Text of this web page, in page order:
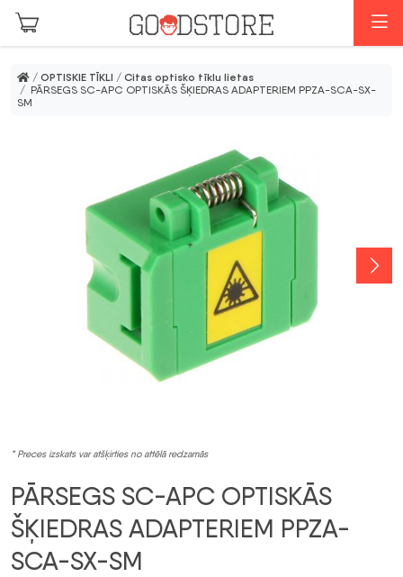
Skip to main content
/ OPTISKIE TĪKLI / Citas optisko tīklu lietas
/ PĀRSEGS SC-APC OPTISKĀS ŠĶIEDRAS ADAPTERIEM PPZA-SCA-SX-
SM
* Preces izskats var atšķirties no attēlā redzamās
PĀRSEGS SC-APC OPTISKĀS
ŠĶIEDRAS ADAPTERIEM PPZA-
SCA-SX-SM